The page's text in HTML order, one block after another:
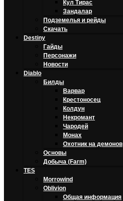
Кул Тирас
Зандалар
Подземелья и рейды
Скачать
Destiny
Гайды
Персонажи
Новости
Diablo
Билды
Варвар
Крестоносец
Колдун
Некромант
Чародей
Монах
Охотник на демонов
Основы
Добыча (Farm)
TES
Morrowind
Oblivion
Общая информация